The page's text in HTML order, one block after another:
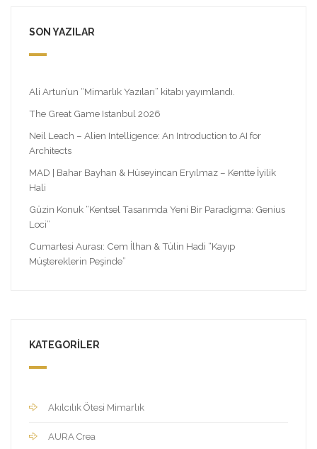
SON YAZILAR
Ali Artun’un “Mimarlık Yazıları” kitabı yayımlandı.
The Great Game Istanbul 2026
Neil Leach – Alien Intelligence: An Introduction to AI for
Architects
MAD | Bahar Bayhan & Hüseyincan Eryılmaz – Kentte İyilik
Hali
Güzin Konuk “Kentsel Tasarımda Yeni Bir Paradigma: Genius
Loci”
Cumartesi Aurası: Cem İlhan & Tülin Hadi “Kayıp
Müştereklerin Peşinde”
KATEGORILER
Akılcılık Ötesi Mimarlık
AURA Crea